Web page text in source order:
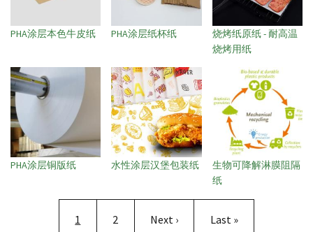
PHA涂层本色牛皮纸 PHA涂层纸杯纸
烧烤纸原纸 - 耐高温
烧烤用纸
PHA涂层铜版纸 水性涂层汉堡包装纸
生物可降解淋膜阻隔
纸
当前页
1 Page
2 下一页
Next › 末页
Last »